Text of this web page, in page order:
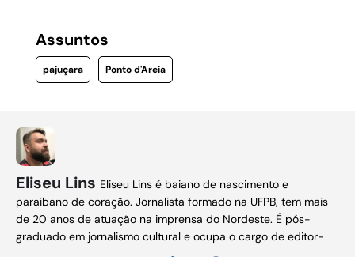
Assuntos
pajuçara Ponto d'Areia
Eliseu Lins Eliseu Lins é baiano de nascimento e
paraibano de coração. Jornalista formado na UFPB, tem mais
de 20 anos de atuação na imprensa do Nordeste. É pós-
graduado em jornalismo cultural e ocupa o cargo de editor-